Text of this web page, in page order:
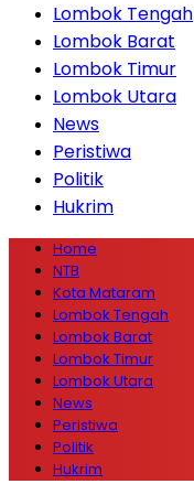
Lombok Tengah
Lombok Barat
Lombok Timur
Lombok Utara
News
Peristiwa
Politik
Hukrim
Home
NTB
Kota Mataram
Lombok Tengah
Lombok Barat
Lombok Timur
Lombok Utara
News
Peristiwa
Politik
Hukrim